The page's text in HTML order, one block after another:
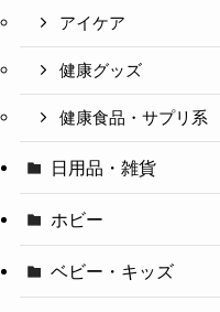
アイケア
健康グッズ
健康食品・サプリ系
日用品・雑貨
ホビー
ベビー・キッズ